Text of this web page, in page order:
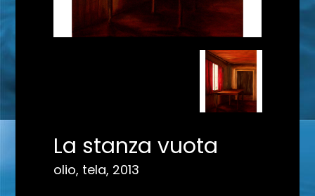
La stanza vuota
olio, tela, 2013